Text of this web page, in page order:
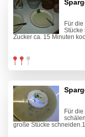
Für
Stücke
Zucker ca. 15 Minuten
Für
große Stücke